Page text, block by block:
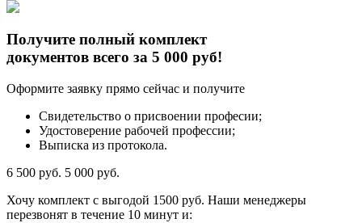
Получите полный комплект
документов всего за 5 000 руб!
Оформите заявку прямо сейчас и получите
Свидетельство о присвоении професии;
Удостоверение рабочей профессии;
Выписка из протокола.
6 500 руб. 5 000 руб.
Хочу комплект с выгодой 1500 руб. Наши менеджеры
перезвонят в течение 10 минут и: